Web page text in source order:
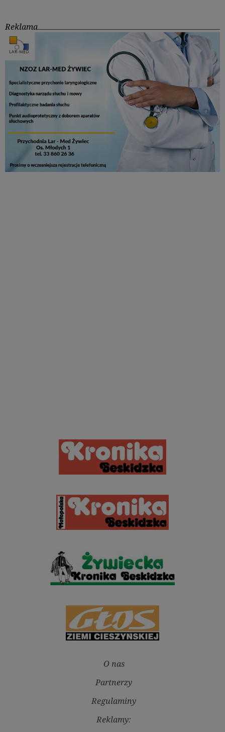
Reklama
O nas
Partnerzy
Regulaminy
Reklamy: